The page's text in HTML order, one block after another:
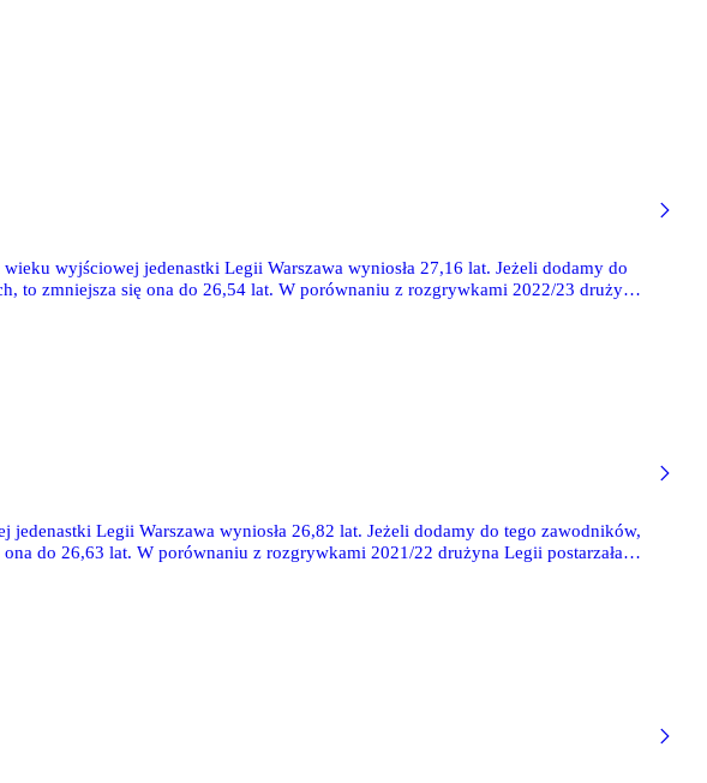
wyjściowej jedenastki Legii Warszawa wyniosła 27,16 lat. Jeżeli dodamy do
to zmniejsza się ona do 26,54 lat. W porównaniu z rozgrywkami 2022/23 drużyna
Legii Warszawa wyniosła 26,82 lat. Jeżeli dodamy do tego zawodników,
do 26,63 lat. W porównaniu z rozgrywkami 2021/22 drużyna Legii postarzała